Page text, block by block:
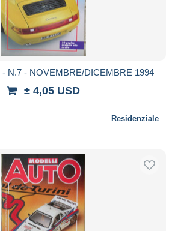
N.7 - NOVEMBRE/DICEMBRE 1994
± 4,05 USD
Residenziale